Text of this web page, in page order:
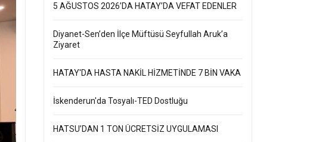
5 AĞUSTOS 2026’DA HATAY’DA VEFAT EDENLER
Diyanet-Sen’den İlçe Müftüsü Seyfullah Aruk’a
Ziyaret
HATAY'DA HASTA NAKİL HİZMETİNDE 7 BİN VAKA
İskenderun'da Tosyalı-TED Dostluğu
HATSU’DAN 1 TON ÜCRETSİZ UYGULAMASI